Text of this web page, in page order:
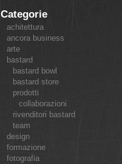
Categorie
achitettura
ancora business
arte
bastard
bastard bowl
bastard store
prodotti
collaborazioni
rivenditori bastard
team
design
formazione
fotografia